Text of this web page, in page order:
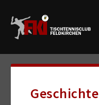
Geschichte